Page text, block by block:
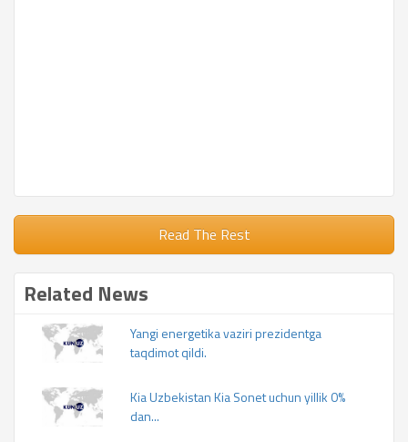
Read The Rest
Related News
Yangi energetika vaziri prezidentga
taqdimot qildi.
Kia Uzbekistan Kia Sonet uchun yillik 0%
dan...